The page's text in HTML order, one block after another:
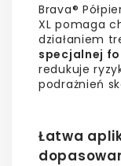
Brava®
XL pomaga
działaniem
specjalnej
redukuje
podrażnień
Łatwa